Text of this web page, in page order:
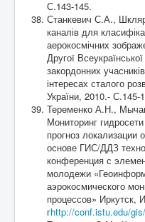
С.143-145.
Станкевич С.А.,
каналів для
аерокосмічних
Другої
закордонних
інтересах сталого
України, 2010.- С.145-
Теременко А.Н.,
Мониторинг
прогноз локализации
основе ГИС/ДДЗ
конференция с
молодежи
аэрокосмического
процессов» Иркутск,
гhttp://conf.istu.edu/